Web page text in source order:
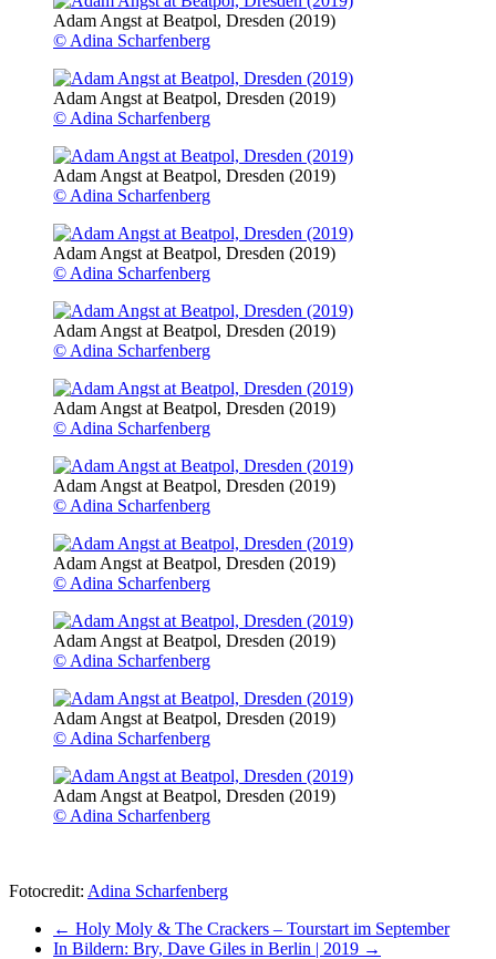
Adam Angst at Beatpol, Dresden (2019)
© Adina Scharfenberg
Adam Angst at Beatpol, Dresden (2019)
© Adina Scharfenberg
Adam Angst at Beatpol, Dresden (2019)
© Adina Scharfenberg
Adam Angst at Beatpol, Dresden (2019)
© Adina Scharfenberg
Adam Angst at Beatpol, Dresden (2019)
© Adina Scharfenberg
Adam Angst at Beatpol, Dresden (2019)
© Adina Scharfenberg
Adam Angst at Beatpol, Dresden (2019)
© Adina Scharfenberg
Adam Angst at Beatpol, Dresden (2019)
© Adina Scharfenberg
Adam Angst at Beatpol, Dresden (2019)
© Adina Scharfenberg
Adam Angst at Beatpol, Dresden (2019)
© Adina Scharfenberg
Adam Angst at Beatpol, Dresden (2019)
© Adina Scharfenberg
Fotocredit: Adina Scharfenberg
← Holy Moly & The Crackers – Tourstart im September
In Bildern: Bry, Dave Giles in Berlin | 2019 →